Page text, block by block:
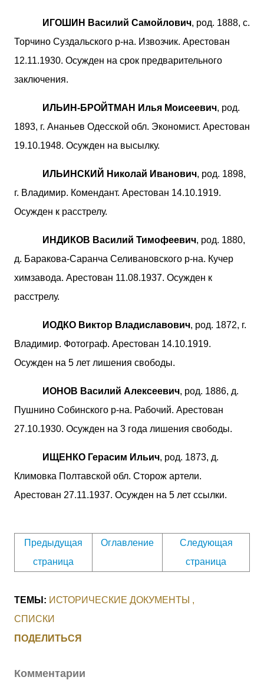
ИГОШИН Василий Самойлович, род. 1888, с.
Торчино Суздальского р-на. Извозчик. Арестован
12.11.1930. Осужден на срок предварительного
заключения.
ИЛЬИН-БРОЙТМАН Илья Моисеевич, род.
1893, г. Ананьев Одесской обл. Экономист. Арестован
19.10.1948. Осужден на высылку.
ИЛЬИНСКИЙ Николай Иванович, род. 1898,
г. Владимир. Комендант. Арестован 14.10.1919.
Осужден к расстрелу.
ИНДИКОВ Василий Тимофеевич, род. 1880,
д. Баракова-Саранча Селивановского р-на. Кучер
химзавода. Арестован 11.08.1937. Осужден к
расстрелу.
ИОДКО Виктор Владиславович, род. 1872, г.
Владимир. Фотограф. Арестован 14.10.1919.
Осужден на 5 лет лишения свободы.
ИОНОВ Василий Алексеевич, род. 1886, д.
Пушнино Собинского р-на. Рабочий. Арестован
27.10.1930. Осужден на 3 года лишения свободы.
ИЩЕНКО Герасим Ильич, род. 1873, д.
Климовка Полтавской обл. Сторож артели.
Арестован 27.11.1937. Осужден на 5 лет ссылки.
Предыдущая
страница
Оглавление
Следующая
страница
ТЕМЫ: ИСТОРИЧЕСКИЕ ДОКУМЕНТЫ
СПИСКИ
ПОДЕЛИТЬСЯ
Комментарии